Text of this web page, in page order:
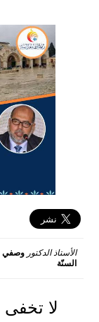
الأستاذ الدكتوروصفي
السنّة
لا